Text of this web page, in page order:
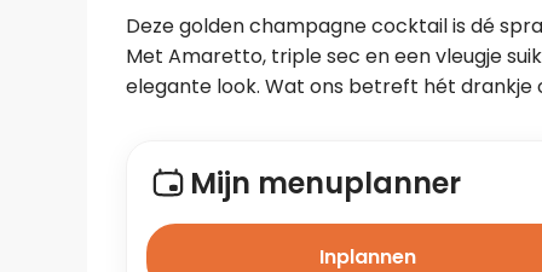
Deze golden champagne cocktail is dé
Met Amaretto, triple sec en een vleugje
elegante look. Wat ons betreft hét
Mijn menuplanner
Inplannen